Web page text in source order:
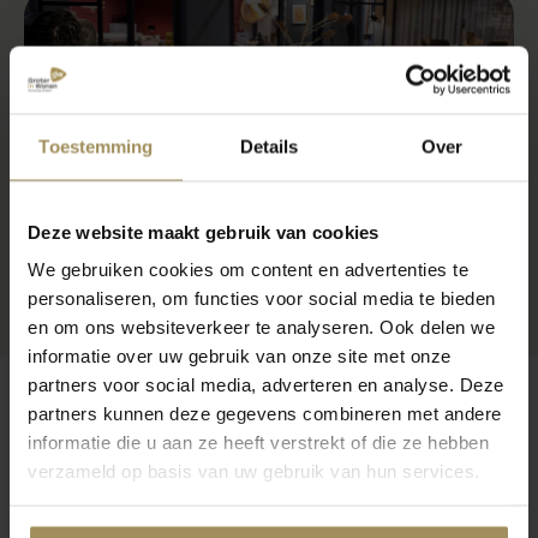
Toestemming Details Over
Deze website maakt gebruik van cookies
We gebruiken cookies om content en advertenties te
personaliseren, om functies voor social media te bieden
en om ons websiteverkeer te analyseren. Ook delen we
informatie over uw gebruik van onze site met onze
partners voor social media, adverteren en analyse. Deze
partners kunnen deze gegevens combineren met andere
informatie die u aan ze heeft verstrekt of die ze hebben
verzameld op basis van uw gebruik van hun services.
Op zoek naar meer inspiratie?